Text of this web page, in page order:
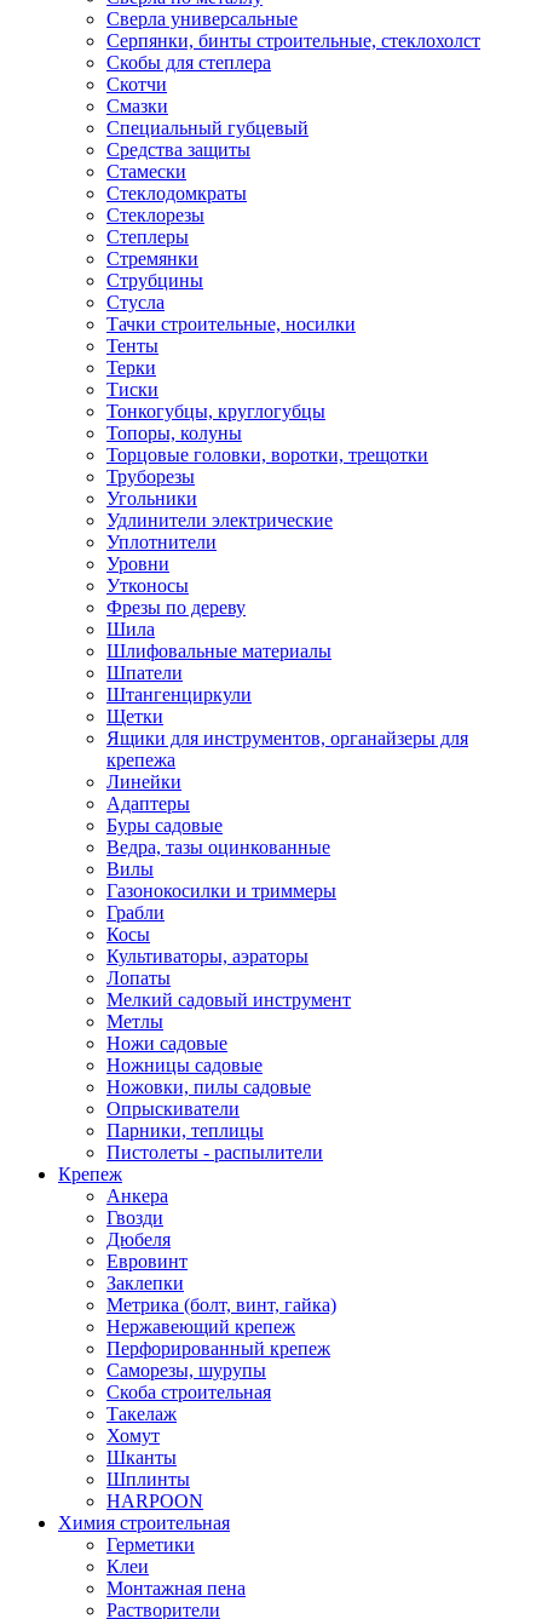
Сверла универсальные
Серпянки, бинты строительные, стеклохолст
Скобы для степлера
Скотчи
Смазки
Специальный губцевый
Средства защиты
Стамески
Стеклодомкраты
Стеклорезы
Степлеры
Стремянки
Струбцины
Стусла
Тачки строительные, носилки
Тенты
Терки
Тиски
Тонкогубцы, круглогубцы
Топоры, колуны
Торцовые головки, воротки, трещотки
Труборезы
Угольники
Удлинители электрические
Уплотнители
Уровни
Утконосы
Фрезы по дереву
Шила
Шлифовальные материалы
Шпатели
Штангенциркули
Щетки
Ящики для инструментов, органайзеры для
крепежа
Линейки
Адаптеры
Буры садовые
Ведра, тазы оцинкованные
Вилы
Газонокосилки и триммеры
Грабли
Косы
Культиваторы, аэраторы
Лопаты
Мелкий садовый инструмент
Метлы
Ножи садовые
Ножницы садовые
Ножовки, пилы садовые
Опрыскиватели
Парники, теплицы
Пистолеты - распылители
Крепеж
Анкера
Гвозди
Дюбеля
Евровинт
Заклепки
Метрика (болт, винт, гайка)
Нержавеющий крепеж
Перфорированный крепеж
Саморезы, шурупы
Скоба строительная
Такелаж
Хомут
Шканты
Шплинты
HARPOON
Химия строительная
Герметики
Клеи
Монтажная пена
Растворители